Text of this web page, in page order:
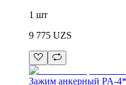
1 шт
9 775 UZS
Зажим анкерный PA-